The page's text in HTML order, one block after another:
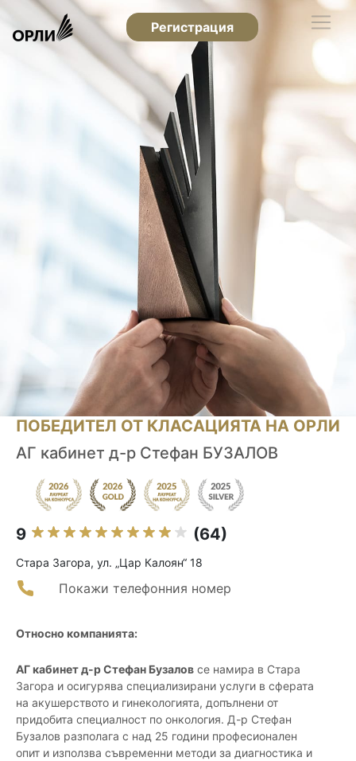
Регистрация
ПОБЕДИТЕЛ ОТ КЛАСАЦИЯТА НА ОРЛИ
АГ кабинет д-р Стефан БУЗАЛОВ
9 (64)
Стара Загора, ул. „Цар Калоян“ 18
Покажи телефонния номер
Относно компанията:
АГ кабинет д-р Стефан Бузалов се намира в Стара
Загора и осигурява специализирани услуги в сферата
на акушерството и гинекологията, допълнени от
придобита специалност по онкология. Д-р Стефан
Бузалов разполага с над 25 години професионален
опит и използва съвременни методи за диагностика и